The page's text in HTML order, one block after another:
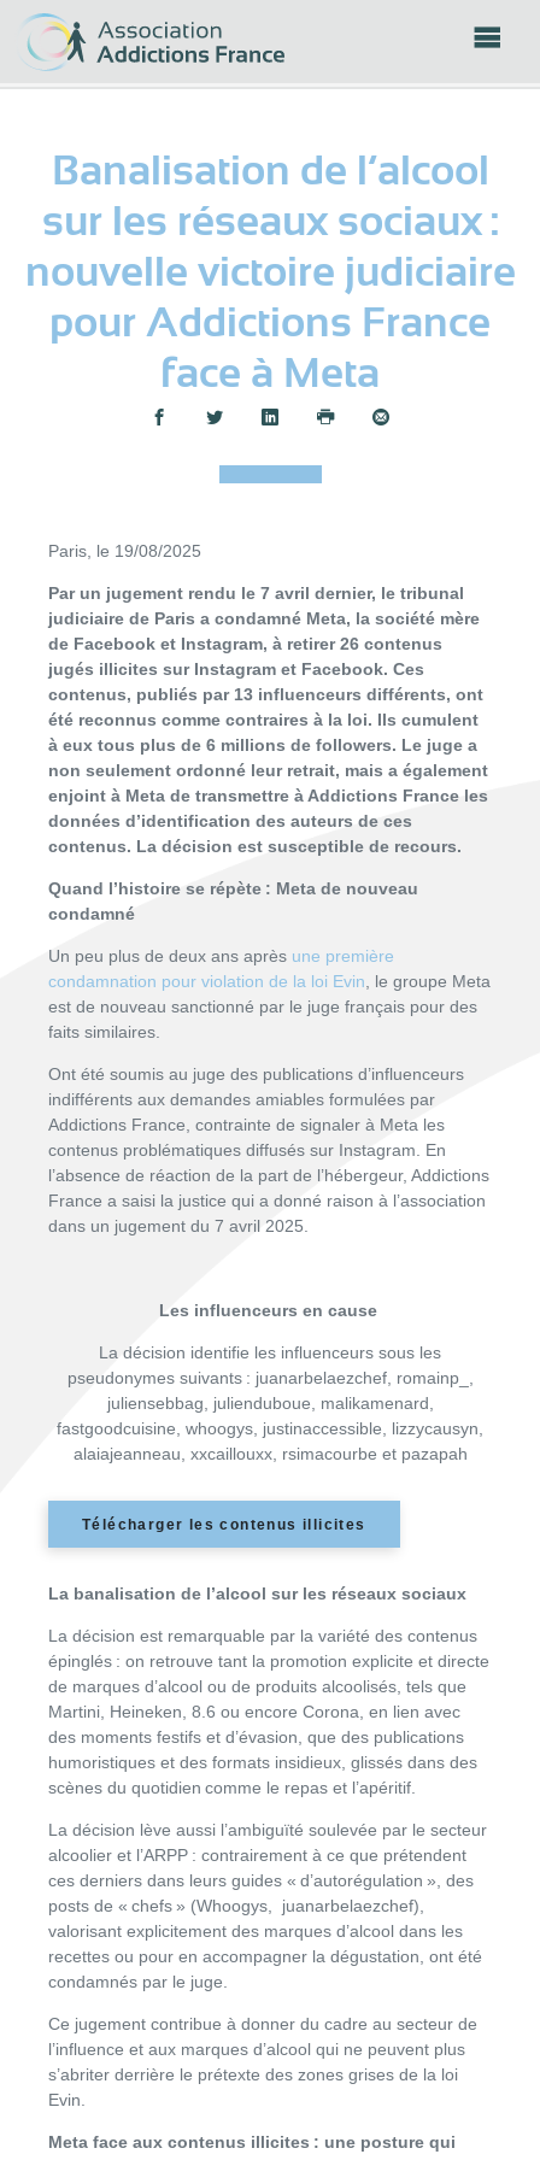
Banalisation de l’alcool
sur les réseaux sociaux :
nouvelle victoire judiciaire
pour Addictions France
face à Meta
Partager :
Paris, le 19/08/2025
Par un jugement rendu le 7 avril dernier, le tribunal
judiciaire de Paris a condamné Meta, la société mère
de Facebook et Instagram, à retirer 26 contenus
jugés illicites sur Instagram et Facebook. Ces
contenus, publiés par 13 influenceurs différents, ont
été reconnus comme contraires à la loi. Ils cumulent
à eux tous plus de 6 millions de followers. Le juge a
non seulement ordonné leur retrait, mais a également
enjoint à Meta de transmettre à Addictions France les
données d’identification des auteurs de ces
contenus. La décision est susceptible de recours.
Quand l’histoire se répète : Meta de nouveau
condamné
Un peu plus de deux ans après une première
condamnation pour violation de la loi Evin , le groupe Meta
est de nouveau sanctionné par le juge français pour des
faits similaires.
Ont été soumis au juge des publications d’influenceurs
indifférents aux demandes amiables formulées par
Addictions France, contrainte de signaler à Meta les
contenus problématiques diffusés sur Instagram. En
l’absence de réaction de la part de l’hébergeur, Addictions
France a saisi la justice qui a donné raison à l’association
dans un jugement du 7 avril 2025.
Les influenceurs en cause
La décision identifie les influenceurs sous les
pseudonymes suivants : juanarbelaezchef, romainp_,
juliensebbag, julienduboue, malikamenard,
fastgoodcuisine, whoogys, justinaccessible, lizzycausyn,
alaiajeanneau, xxcaillouxx, rsimacourbe et pazapah
Télécharger les contenus illicites
La banalisation de l’alcool sur les réseaux sociaux
La décision est remarquable par la variété des contenus
épinglés : on retrouve tant la promotion explicite et directe
de marques d’alcool ou de produits alcoolisés, tels que
Martini, Heineken, 8.6 ou encore Corona, en lien avec
des moments festifs et d’évasion, que des publications
humoristiques et des formats insidieux, glissés dans des
scènes du quotidien comme le repas et l’apéritif.
La décision lève aussi l’ambiguïté soulevée par le secteur
alcoolier et l’ARPP : contrairement à ce que prétendent
ces derniers dans leurs guides « d’autorégulation », des
posts de « chefs » (Whoogys, juanarbelaezchef),
valorisant explicitement des marques d’alcool dans les
recettes ou pour en accompagner la dégustation, ont été
condamnés par le juge.
Ce jugement contribue à donner du cadre au secteur de
l’influence et aux marques d’alcool qui ne peuvent plus
s’abriter derrière le prétexte des zones grises de la loi
Evin.
Meta face aux contenus illicites : une posture qui
Panneau de gestion des cookies